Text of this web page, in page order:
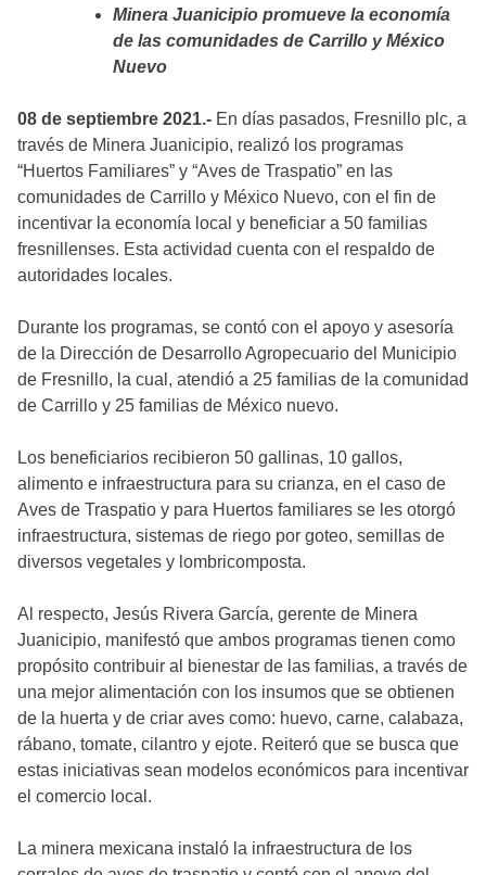
Minera Juanicipio promueve la economía
de las comunidades de Carrillo y México
Nuevo
08 de septiembre 2021.- En días pasados, Fresnillo plc, a
través de Minera Juanicipio, realizó los programas
“Huertos Familiares” y “Aves de Traspatio” en las
comunidades de Carrillo y México Nuevo, con el fin de
incentivar la economía local y beneficiar a 50 familias
fresnillenses. Esta actividad cuenta con el respaldo de
autoridades locales.
Durante los programas, se contó con el apoyo y asesoría
de la Dirección de Desarrollo Agropecuario del Municipio
de Fresnillo, la cual, atendió a 25 familias de la comunidad
de Carrillo y 25 familias de México nuevo.
Los beneficiarios recibieron 50 gallinas, 10 gallos,
alimento e infraestructura para su crianza, en el caso de
Aves de Traspatio y para Huertos familiares se les otorgó
infraestructura, sistemas de riego por goteo, semillas de
diversos vegetales y lombricomposta.
Al respecto, Jesús Rivera García, gerente de Minera
Juanicipio, manifestó que ambos programas tienen como
propósito contribuir al bienestar de las familias, a través de
una mejor alimentación con los insumos que se obtienen
de la huerta y de criar aves como: huevo, carne, calabaza,
rábano, tomate, cilantro y ejote. Reiteró que se busca que
estas iniciativas sean modelos económicos para incentivar
el comercio local.
La minera mexicana instaló la infraestructura de los